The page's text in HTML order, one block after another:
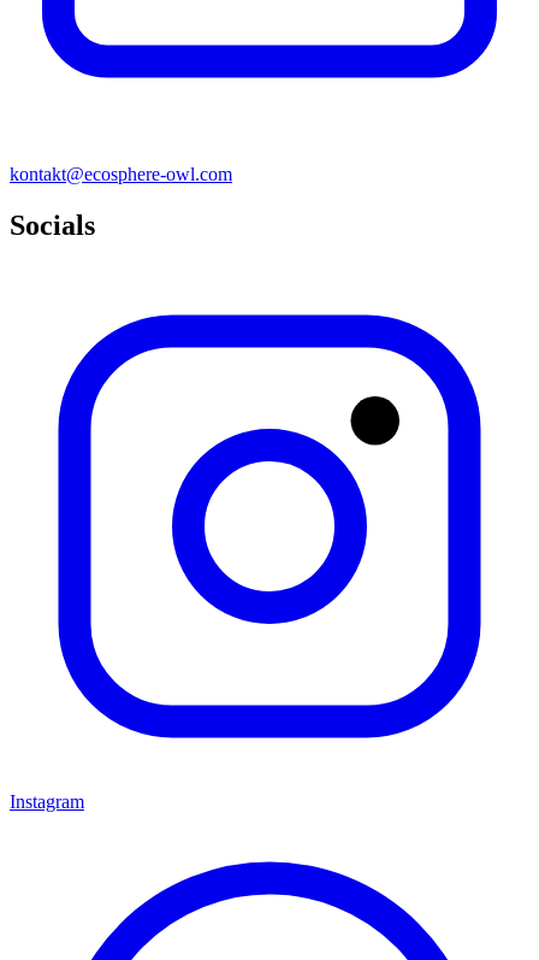
kontakt@ecosphere-owl.com
Socials
Instagram